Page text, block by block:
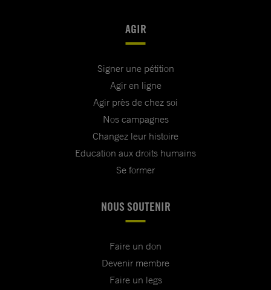
AGIR
Signer une pétition
Agir en ligne
Agir près de chez soi
Nos campagnes
Changez leur histoire
Education aux droits humains
Se former
NOUS SOUTENIR
Faire un don
Devenir membre
Faire un legs